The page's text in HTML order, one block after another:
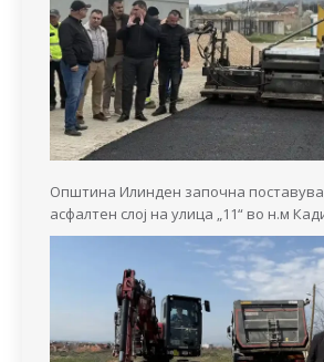
Општина Илинден започна
асфалтен слој на улица „11“ во н.м